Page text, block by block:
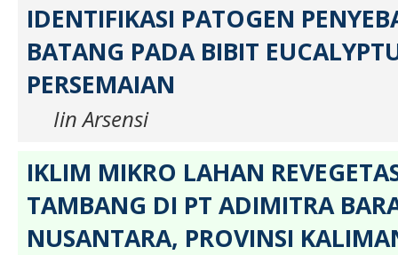
IDENTIFIKASI PATOGEN
BATANG PADA BIBIT
PERSEMAIAN
Iin Arsensi
IKLIM MIKRO LAHAN
TAMBANG DI PT ADIMITRA
NUSANTARA, PROVINSI